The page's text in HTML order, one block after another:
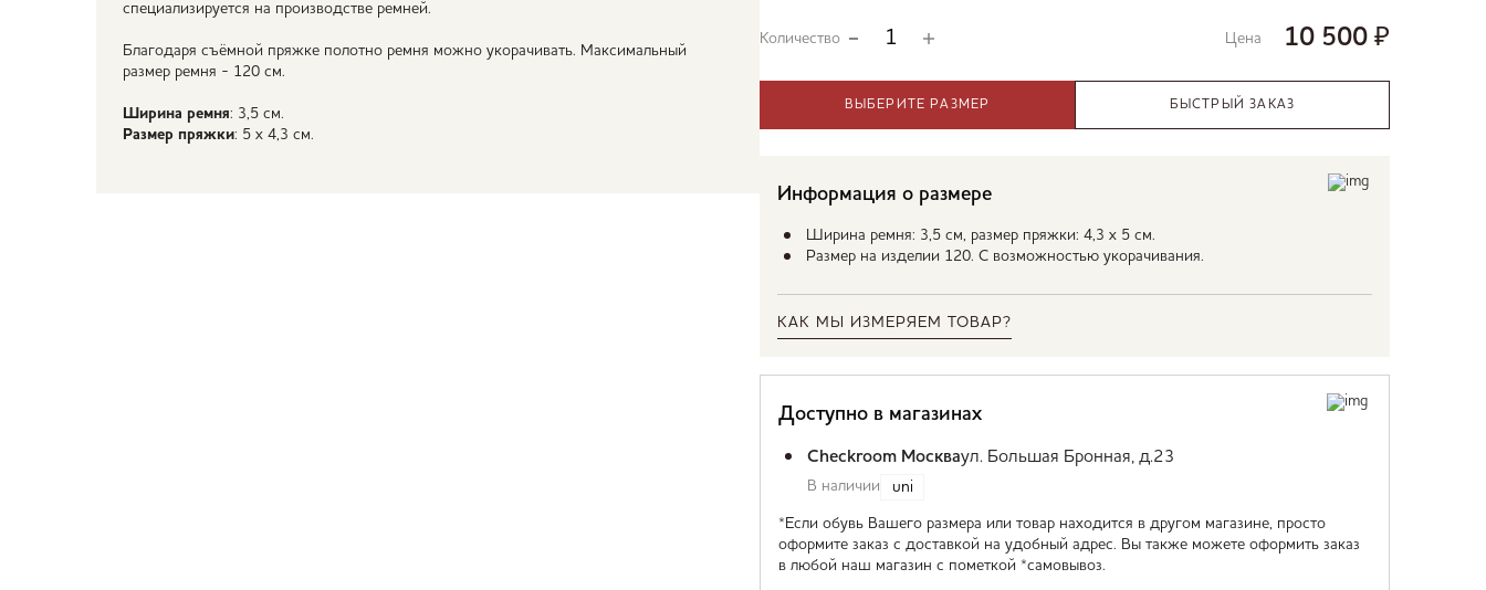
специализируется на производстве ремней.
Благодаря съёмной пряжке полотно ремня можно укорачивать. Максимальный
размер ремня - 120 см.
Ширина ремня: 3,5 см.
Размер пряжки: 5 х 4,3 см.
Количество Цена 10 500 ₽
ВЫБЕРИТЕ РАЗМЕР БЫСТРЫЙ ЗАКАЗ
Информация о размере
Ширина ремня: 3,5 см, размер пряжки: 4,3 х 5 см.
Размер на изделии 120. С возможностью укорачивания.
КАК МЫ ИЗМЕРЯЕМ ТОВАР?
Доступно в магазинах
Checkroom Москваул. Большая Бронная, д.23
В наличии uni
*Если обувь Вашего размера или товар находится в другом магазине, просто
оформите заказ с доставкой на удобный адрес. Вы также можете оформить заказ
в любой наш магазин с пометкой *самовывоз.